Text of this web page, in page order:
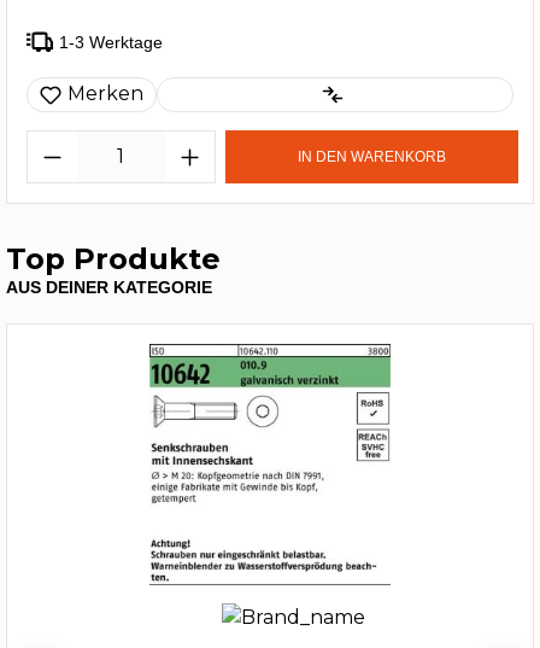
1-3 Werktage
Merken
IN DEN WARENKORB
Top Produkte
AUS DEINER KATEGORIE